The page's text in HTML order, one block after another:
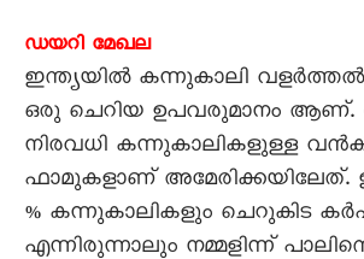
ഡയറി മേഖല
ഇന്ത്യയിൽ കന്നുകാലി
ഒരു ചെറിയ ഉപവരുമാനം
നിരവധി കന്നുകാലികളുള്ള
ഫാമുകളാണ് അമേരിക്കയിലേത്.
% കന്നുകാലികളും ചെറുകിട
എന്നിരുന്നാലും നമ്മളിന്ന്